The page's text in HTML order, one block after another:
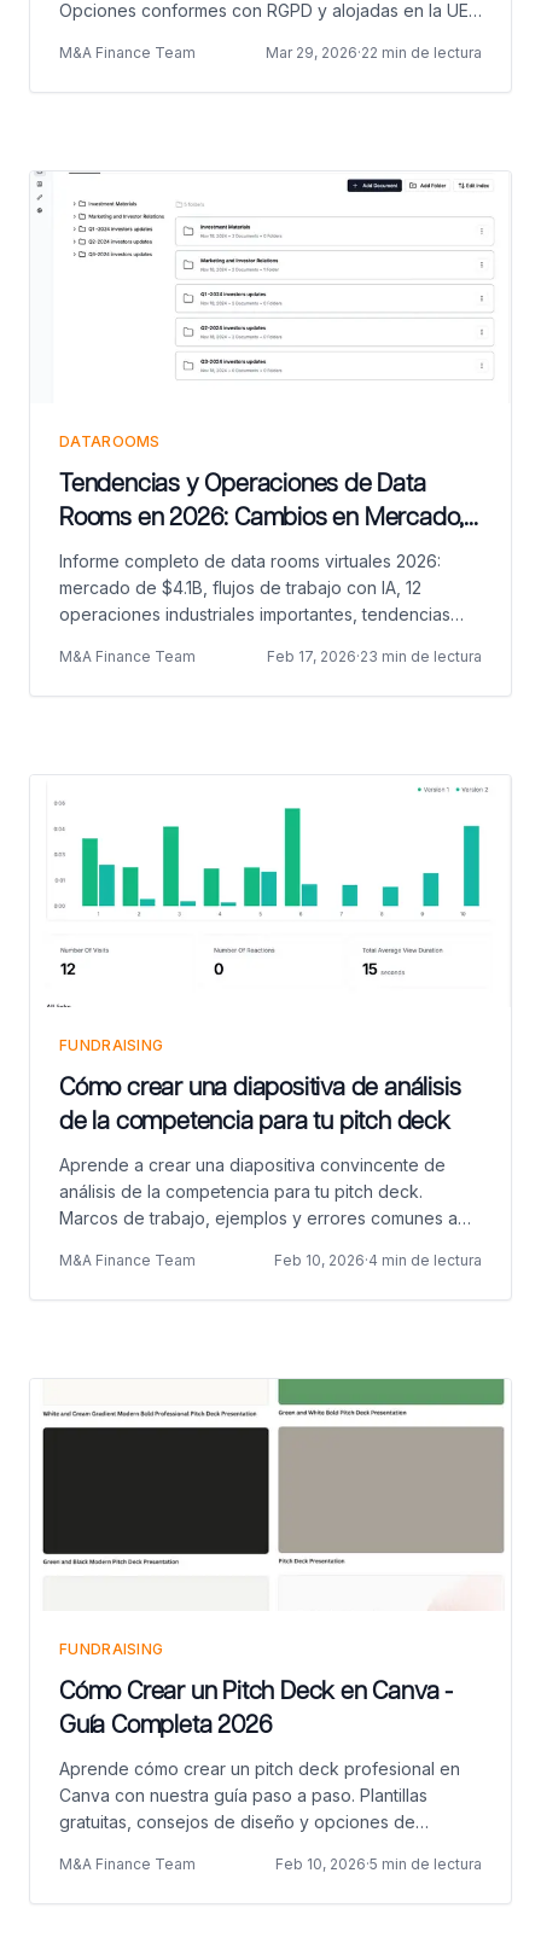
Opciones conformes con RGPD y alojadas en la UE
M&A Finance Team Mar 29, 2026·22 min de lectura
DATAROOMS
Tendencias y Operaciones de Data
Rooms en 2026: Cambios en Mercado,
IA, M&A y Precios
Informe completo de data rooms virtuales 2026:
mercado de $4.1B, flujos de trabajo con IA, 12
operaciones industriales importantes, tendencias
predicciones para 2027.
M&A Finance Team Feb 17, 2026·23 min de lectura
FUNDRAISING
Cómo crear una diapositiva de análisis
de la competencia para tu pitch deck
Aprende a crear una diapositiva convincente de
análisis de la competencia para tu pitch deck.
Marcos de trabajo, ejemplos y errores comunes a
M&A Finance Team Feb 10, 2026·4 min de lectura
FUNDRAISING
Cómo Crear un Pitch Deck en Canva -
Guía Completa 2026
Aprende cómo crear un pitch deck profesional en
Canva con nuestra guía paso a paso. Plantillas
gratuitas, consejos de diseño y opciones de
M&A Finance Team Feb 10, 2026·5 min de lectura